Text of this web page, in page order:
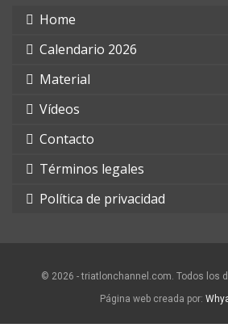
Home
Calendario 2026
Material
Vídeos
Contacto
Términos legales
Política de privacidad
© 2026 - triatlonchannel.com. Todos los
Página web creada por: